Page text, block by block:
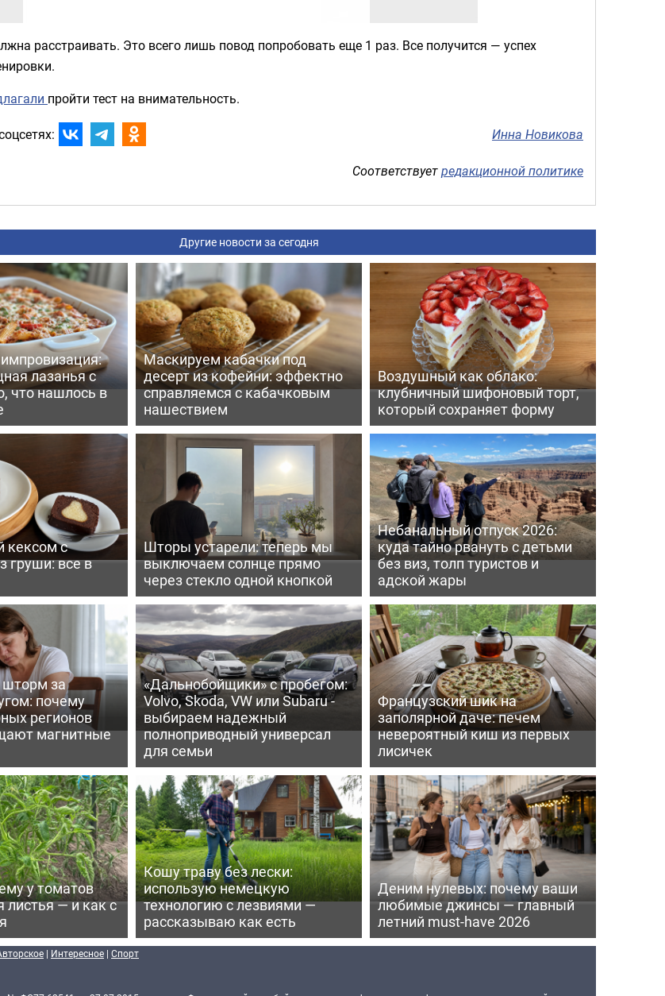
расстраивать. Это всего лишь повод попробовать еще 1 раз. Все получится — успех
пройти тест на внимательность.
Инна Новикова
Соответствуетредакционной политике
Другие новости за сегодня
лазанья с
что нашлось в
Маскируем кабачки под
десерт из кофейни: эффектно
справляемся с кабачковым
нашествием
Воздушный как облако:
клубничный шифоновый торт,
который сохраняет форму
кексом с
груши: все в
Шторы устарели: теперь мы
выключаем солнце прямо
через стекло одной кнопкой
Небанальный отпуск 2026:
куда тайно рвануть с детьми
без виз, толп туристов и
адской жары
за
почему
регионов
магнитные
«Дальнобойщики» с пробегом:
Volvo, Skoda, VW или Subaru -
выбираем надежный
полноприводный универсал
для семьи
Французский шик на
заполярной даче: печем
невероятный киш из первых
лисичек
у томатов
листья — и как с
Кошу траву без лески:
использую немецкую
технологию с лезвиями —
рассказываю как есть
Деним нулевых: почему ваши
любимые джинсы — главный
летний must-have 2026
| Интересное | Спорт